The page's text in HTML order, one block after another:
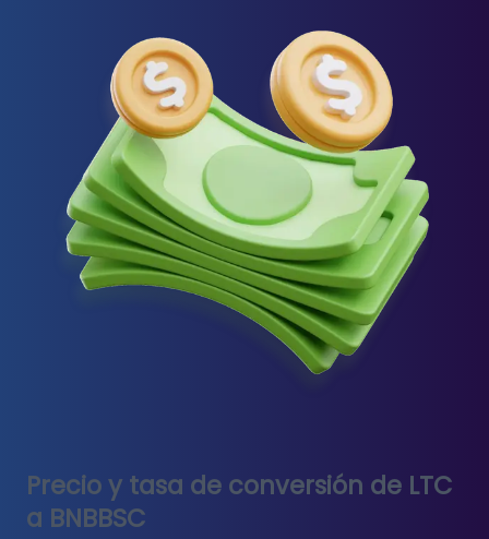
Precio y tasa de conversión de LTC
a BNBBSC